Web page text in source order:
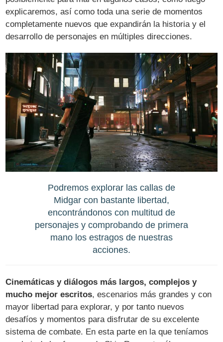
explicaremos, así como toda una serie de momentos
completamente nuevos que expandirán la historia y el
desarrollo de personajes en múltiples direcciones.
Podremos explorar las callas de
Midgar con bastante libertad,
encontrándonos con multitud de
personajes y comprobando de primera
mano los estragos de nuestras
acciones.
Cinemáticas y diálogos más largos, complejos y
mucho mejor escritos, escenarios más grandes y con
mayor libertad para explorar, y por tanto nuevos
desafíos y momentos para disfrutar de su excelente
sistema de combate. En esta parte en la que teníamos